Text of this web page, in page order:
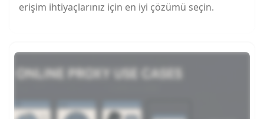
erişim ihtiyaçlarınız için en iyi çözümü seçin.